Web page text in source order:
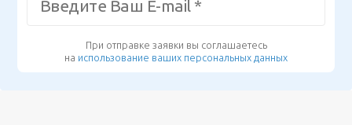
При отправке заявки вы соглашаетесь
на использование ваших персональных данных